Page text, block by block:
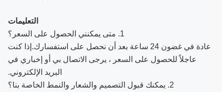
التعليمات
1. متى يمكنني الحصول على السعر؟
عادة في غضون 24 ساعة بعد أن نحصل على استفسارك.إذا كنت
عاجلاً للحصول على السعر ، يرجى الاتصال بي أو إخباري في
البريد الإلكتروني.
2. يمكنك قبول التصميم والشعار والنمط الخاصة بنا؟